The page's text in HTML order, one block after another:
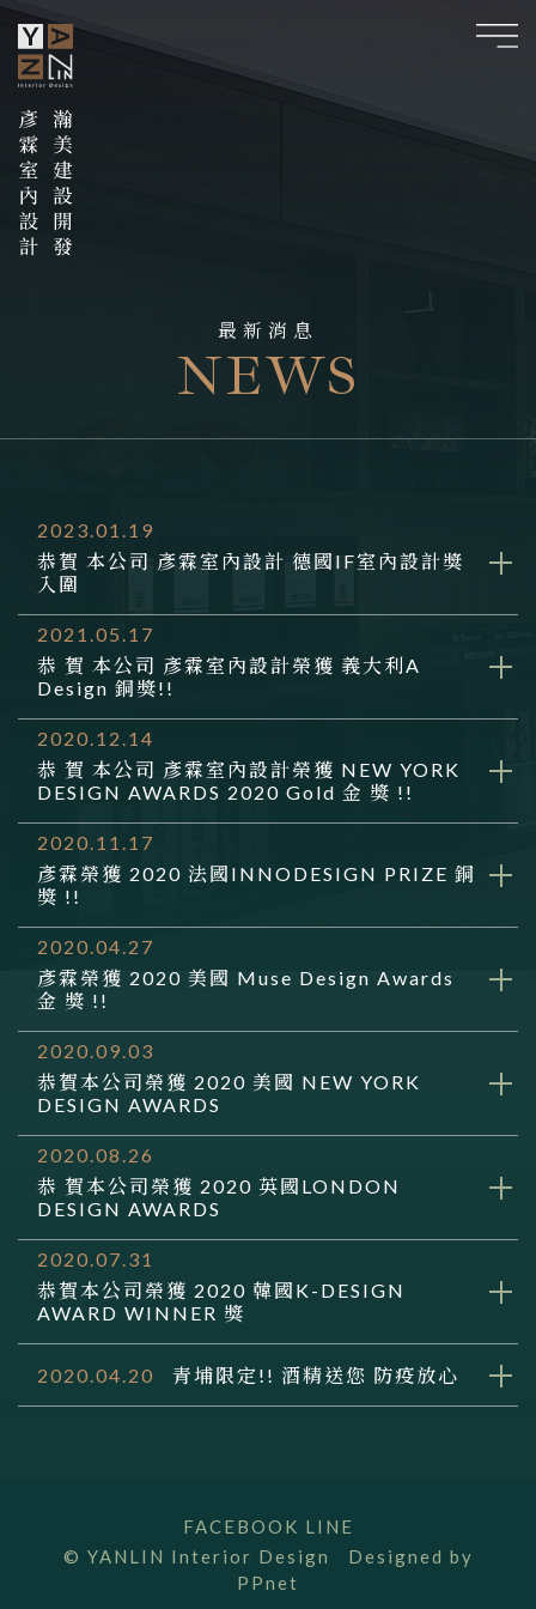
最新消息
NEWS
2023.01.19
恭賀 本公司 彥霖室內設計 德國IF室內設計獎
入圍
2021.05.17
恭 賀 本公司 彥霖室內設計榮獲 義大利A
Design 銅獎!!
2020.12.14
恭 賀 本公司 彥霖室內設計榮獲 NEW YORK
DESIGN AWARDS 2020 Gold 金 獎 !!
2020.11.17
彥霖榮獲 2020 法國INNODESIGN PRIZE 銅
獎 !!
2020.04.27
彥霖榮獲 2020 美國 Muse Design Awards
金 獎 !!
2020.09.03
恭賀本公司榮獲 2020 美國 NEW YORK
DESIGN AWARDS
2020.08.26
恭 賀本公司榮獲 2020 英國LONDON
DESIGN AWARDS
2020.07.31
恭賀本公司榮獲 2020 韓國K-DESIGN
AWARD WINNER 獎
2020.04.20 青埔限定!! 酒精送您 防疫放心
FACEBOOK LINE
© YANLIN Interior Design Designed by
PPnet